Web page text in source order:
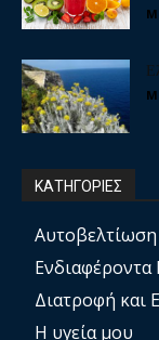
ΚΑΤΗΓΟΡΙΕΣ
Ενδιαφέροντα
Διατροφή και
Η υγεία μου